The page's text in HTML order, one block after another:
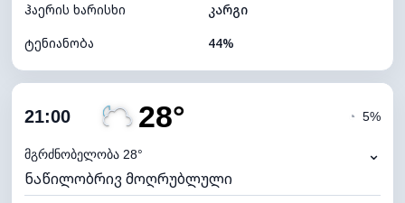
ჰაერის ხარისხი
კარგი
ტენიანობა
44%
ღრუბლიანობა
ნამის წერტილი
ხილვადობა
10 კმ
21:00 28°
მგრძნობელობა 28°
◔ 5%
⌄
ნაწილობრივ მოღრუბლული